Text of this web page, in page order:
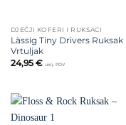
DJEČJI KOFERI I RUKSACI
Lässig Tiny Drivers Ruksak
Vrtuljak
24,95 € uklj. PDV